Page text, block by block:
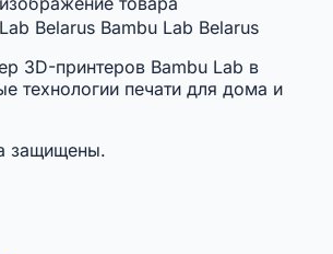
Bambu Lab Belarus
3D-принтеров Bambu Lab в
технологии печати для дома и
защищены.